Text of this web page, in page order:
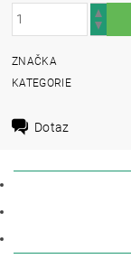
ZNAČKA
KATEGORIE
Dotaz